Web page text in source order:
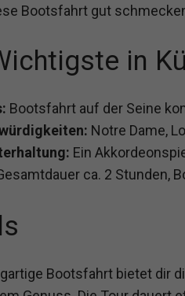
Bootsfahrt gut
in
Bootsfahrt auf der Seine
Notre Dame,
Ein
ca. 2 Stunden,
Bootsfahrt bietet dir